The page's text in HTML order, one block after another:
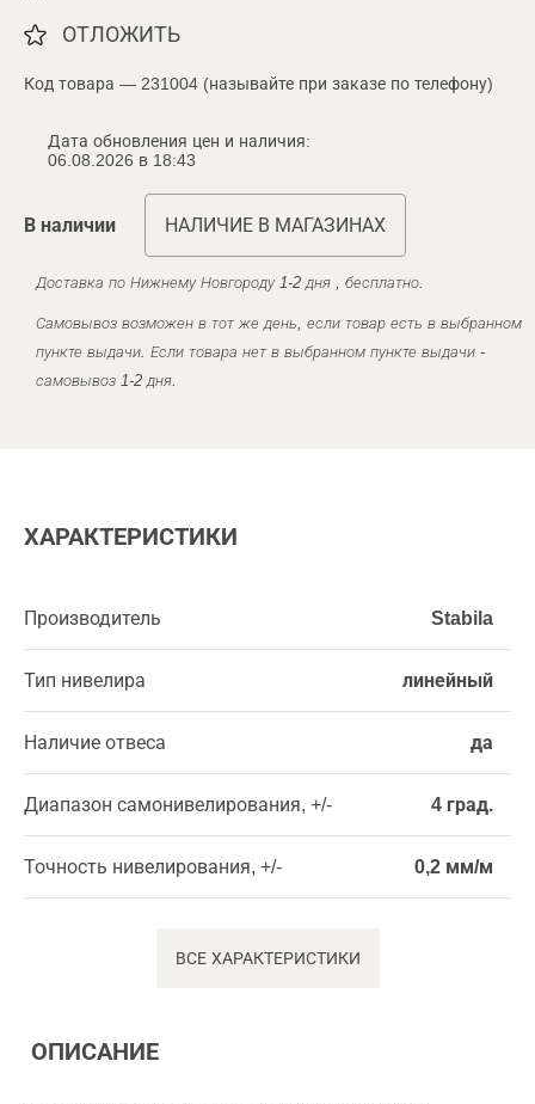
ОТЛОЖИТЬ
Код товара — 231004 (называйте при заказе по телефону)
Дата обновления цен и наличия:
06.08.2026 в 18:43
В наличии НАЛИЧИЕ В МАГАЗИНАХ
Доставка по Нижнему Новгороду 1-2 дня , бесплатно.
Самовывоз возможен в тот же день, если товар есть в выбранном
пункте выдачи. Если товара нет в выбранном пункте выдачи -
самовывоз 1-2 дня.
ХАРАКТЕРИСТИКИ
Производитель Stabila
Тип нивелира линейный
Наличие отвеса да
Диапазон самонивелирования, +/- 4 град.
Точность нивелирования, +/- 0,2 мм/м
ВСЕ ХАРАКТЕРИСТИКИ
ОПИСАНИЕ